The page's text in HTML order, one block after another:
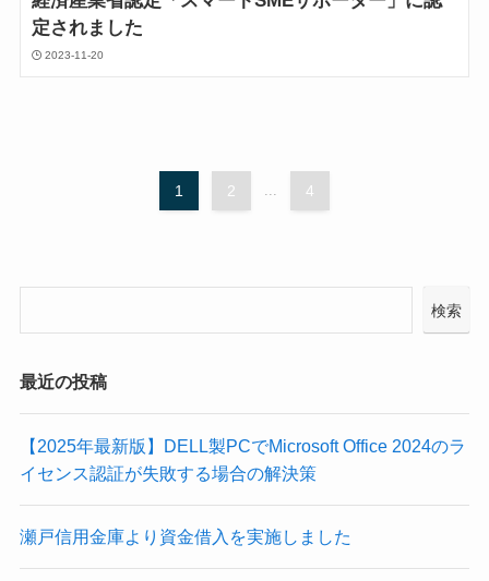
定されました
2023-11-20
1 2 4
検索
最近の投稿
【2025年最新版】DELL製PCでMicrosoft Office 2024のラ
イセンス認証が失敗する場合の解決策
瀬戸信用金庫より資金借入を実施しました